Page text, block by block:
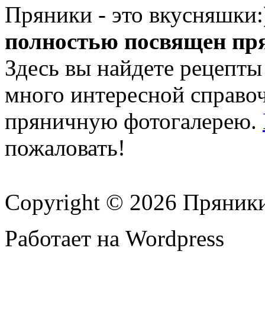
Пряники - это
полностью посвящен
Здесь вы найдете
много интересной
пряничную фотогалерею.
пожаловать!
Copyright © 2026
Работает на Wordpress